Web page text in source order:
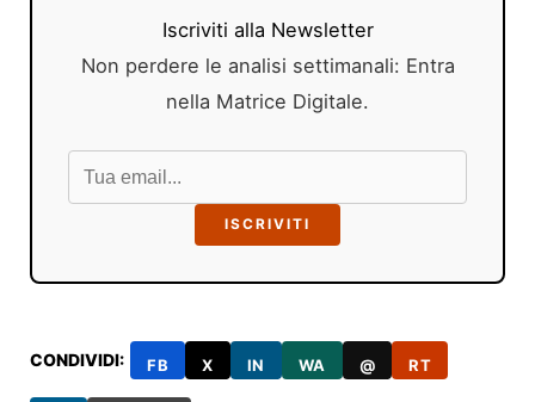
Iscriviti alla Newsletter
Non perdere le analisi settimanali: Entra
nella Matrice Digitale.
ISCRIVITI
CONDIVIDI: FB X IN WA @ RT